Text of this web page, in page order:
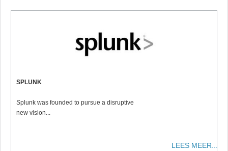
SPLUNK
Splunk was founded to pursue a disruptive
new vision...
LEES MEER...